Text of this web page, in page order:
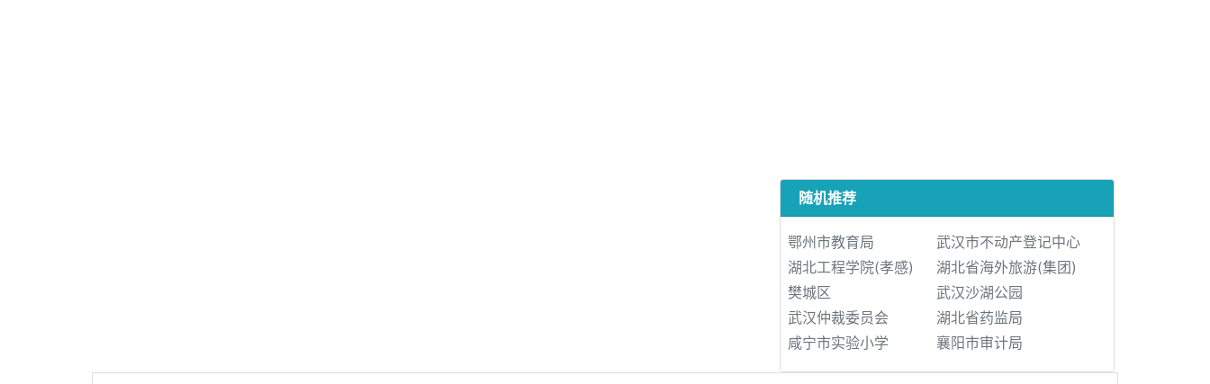
随机推荐
鄂州市教育局
武汉市不动产登记中心
湖北工程学院(孝感)
湖北省海外旅游(集团)
樊城区
武汉沙湖公园
武汉仲裁委员会
湖北省药监局
咸宁市实验小学
襄阳市审计局